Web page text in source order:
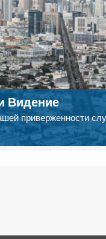
Видение
приверженности